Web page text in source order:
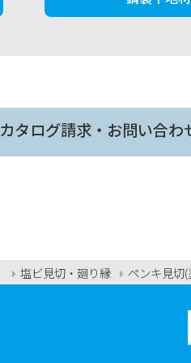
カタログ請求・お問い合わ
塩ビ見切・廻り縁 ペンキ見切